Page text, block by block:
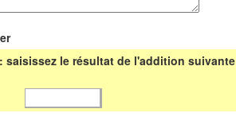
saisissez le résultat de l'addition suivante